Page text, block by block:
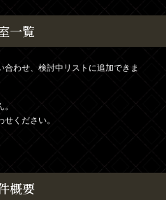
一覧
わせ、検討中リストに追加できま
ください。
概要